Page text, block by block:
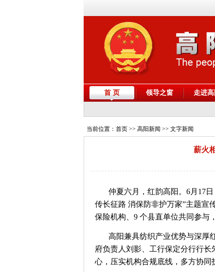
首 页 领导之窗 走进高
当前位置： 首页 >> 高阳新闻 >> 文字新闻
薪火
仲夏六月，红韵高阳。6月17
传长征路 消保防非护万家”主题宣
保险机构、9 个县直单位共同参与
高阳兼具纺织产业优势与深厚
府负责人刘影、工行保定分行行
心，压实机构合规底线，多方协同